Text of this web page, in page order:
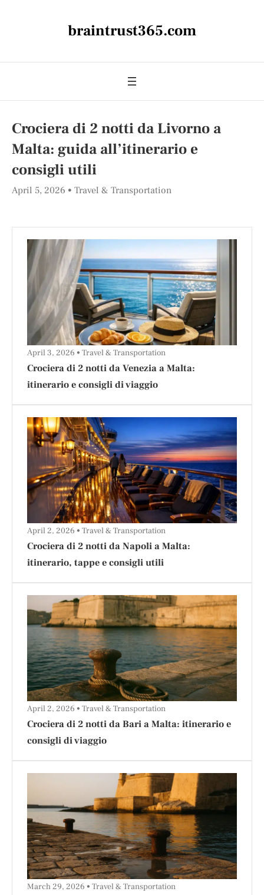
braintrust365.com
Crociera di 2 notti da Livorno a
Malta: guida all’itinerario e
consigli utili
April 5, 2026 Travel & Transportation
Crociera di 2 notti da Venezia a Malta:
itinerario e consigli di viaggio
April 3, 2026 Travel & Transportation
Crociera di 2 notti da Napoli a Malta:
itinerario, tappe e consigli utili
April 2, 2026 Travel & Transportation
Crociera di 2 notti da Bari a Malta: itinerario e
consigli di viaggio
April 2, 2026 Travel & Transportation
March 29, 2026 Travel & Transportation